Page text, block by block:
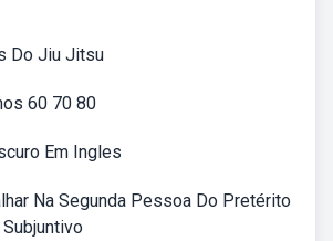
Do Jiu Jitsu
60 70 80
Em Ingles
Na Segunda Pessoa Do Pretérito